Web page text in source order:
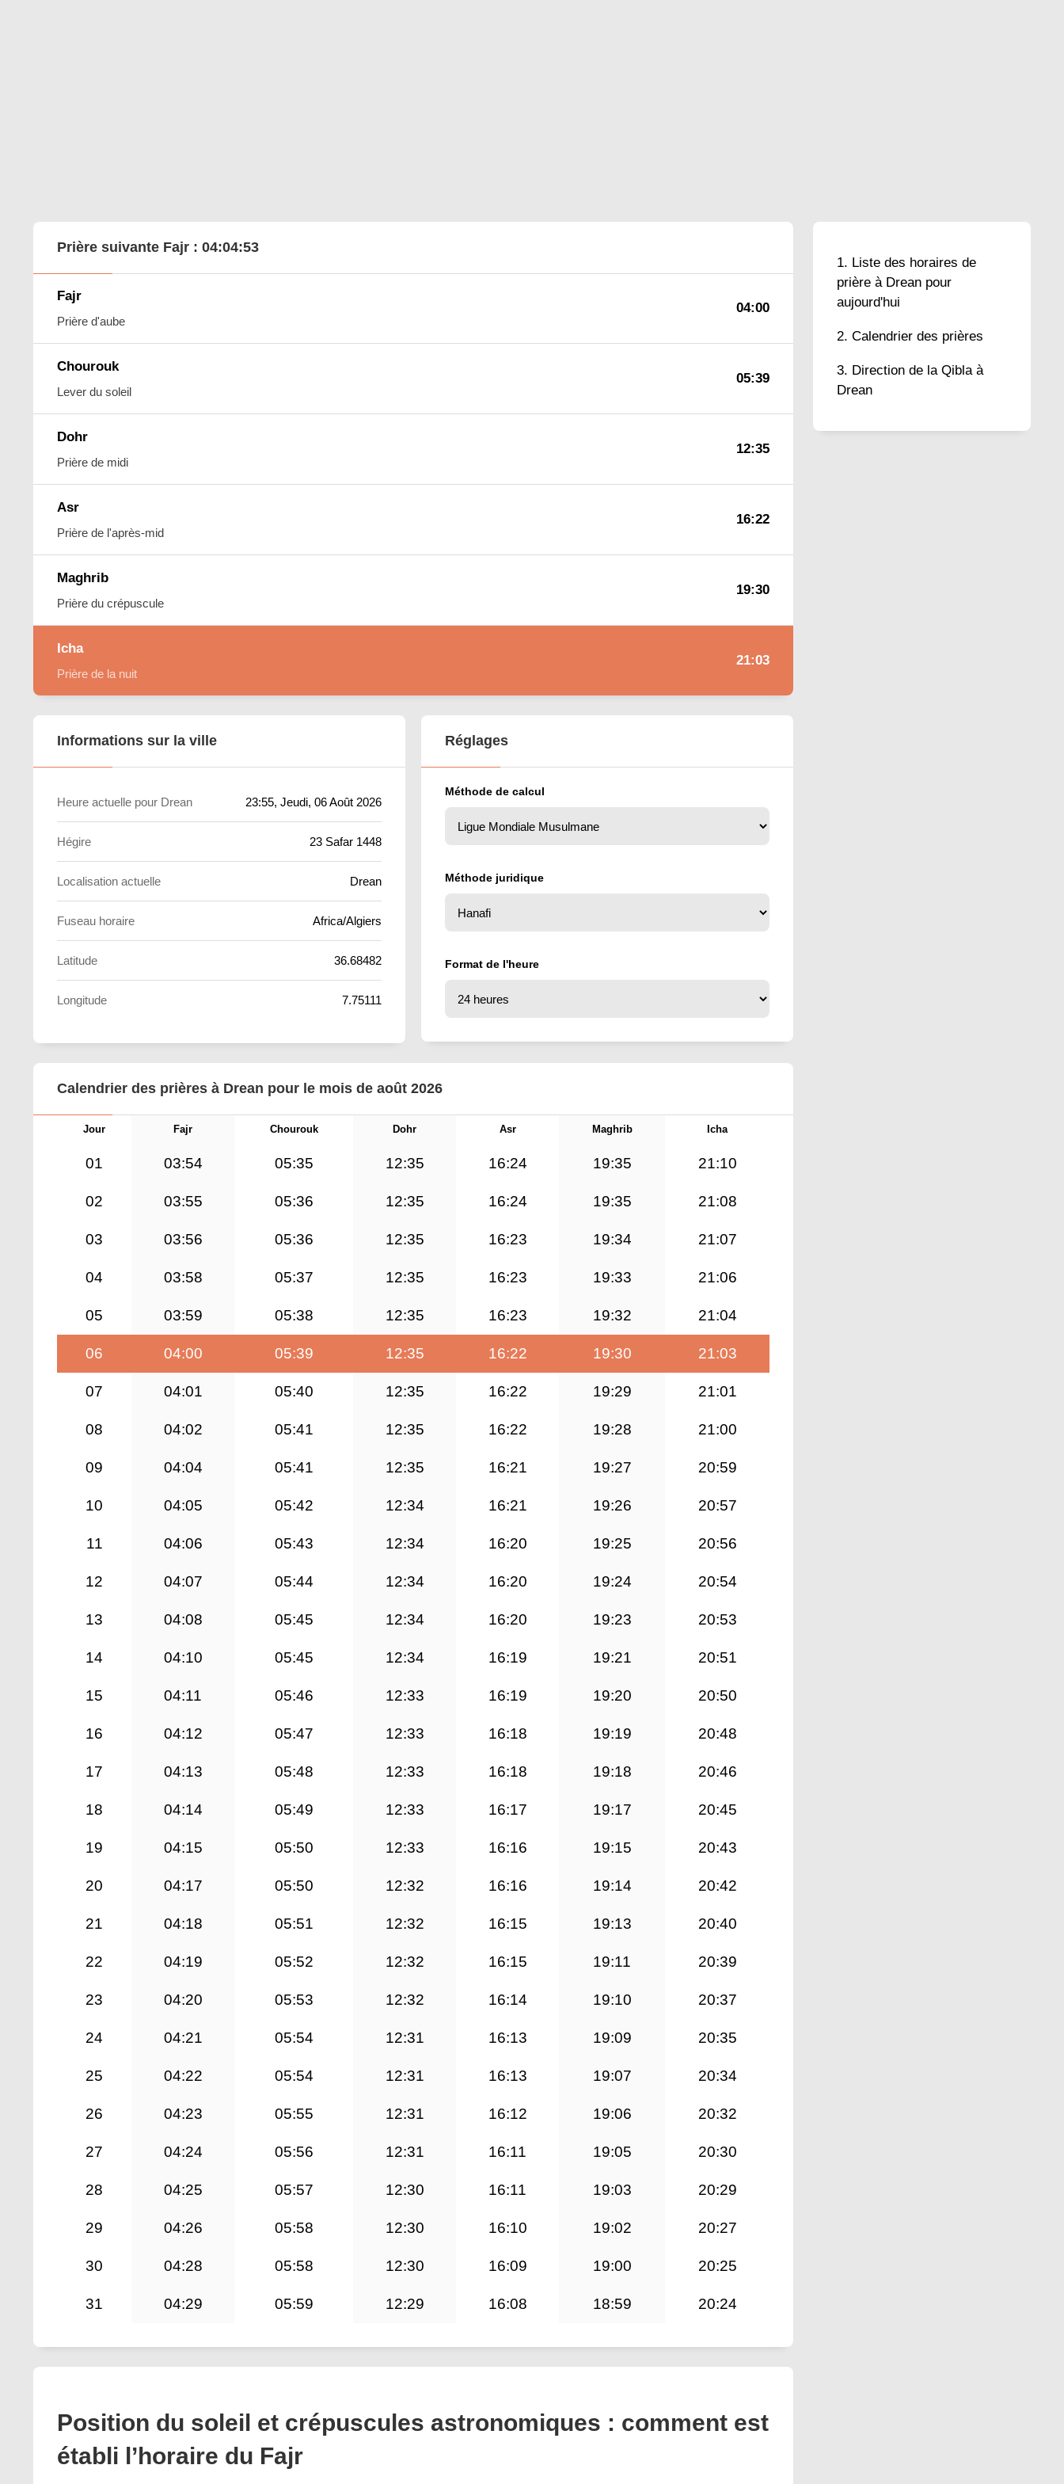
Liste des horaires de
prière à Drean pour
aujourd'hui
Calendrier des prières
Direction de la Qibla à
Drean
Prière suivante Fajr : 04:04:52
Fajr
Prière d'aube
04:00
Chourouk
Lever du soleil
05:39
Dohr
Prière de midi
12:35
Asr
Prière de l'après-mid
16:22
Maghrib
Prière du crépuscule
19:30
Icha
Prière de la nuit
21:03
Informations sur la ville
Heure actuelle pour Drean 23:55, Jeudi, 06 Août 2026
Hégire 23 Safar 1448
Localisation actuelle Drean
Fuseau horaire Africa/Algiers
Latitude 36.68482
Longitude 7.75111
Réglages
Méthode de calcul
Méthode juridique
Format de l'heure
Calendrier des prières à Drean pour le mois de août 2026
Jour Fajr Chourouk Dohr Asr Maghrib Icha
01 03:54 05:35 12:35 16:24 19:35 21:10
02 03:55 05:36 12:35 16:24 19:35 21:08
03 03:56 05:36 12:35 16:23 19:34 21:07
04 03:58 05:37 12:35 16:23 19:33 21:06
05 03:59 05:38 12:35 16:23 19:32 21:04
06 04:00 05:39 12:35 16:22 19:30 21:03
07 04:01 05:40 12:35 16:22 19:29 21:01
08 04:02 05:41 12:35 16:22 19:28 21:00
09 04:04 05:41 12:35 16:21 19:27 20:59
10 04:05 05:42 12:34 16:21 19:26 20:57
11 04:06 05:43 12:34 16:20 19:25 20:56
12 04:07 05:44 12:34 16:20 19:24 20:54
13 04:08 05:45 12:34 16:20 19:23 20:53
14 04:10 05:45 12:34 16:19 19:21 20:51
15 04:11 05:46 12:33 16:19 19:20 20:50
16 04:12 05:47 12:33 16:18 19:19 20:48
17 04:13 05:48 12:33 16:18 19:18 20:46
18 04:14 05:49 12:33 16:17 19:17 20:45
19 04:15 05:50 12:33 16:16 19:15 20:43
20 04:17 05:50 12:32 16:16 19:14 20:42
21 04:18 05:51 12:32 16:15 19:13 20:40
22 04:19 05:52 12:32 16:15 19:11 20:39
23 04:20 05:53 12:32 16:14 19:10 20:37
24 04:21 05:54 12:31 16:13 19:09 20:35
25 04:22 05:54 12:31 16:13 19:07 20:34
26 04:23 05:55 12:31 16:12 19:06 20:32
27 04:24 05:56 12:31 16:11 19:05 20:30
28 04:25 05:57 12:30 16:11 19:03 20:29
29 04:26 05:58 12:30 16:10 19:02 20:27
30 04:28 05:58 12:30 16:09 19:00 20:25
31 04:29 05:59 12:29 16:08 18:59 20:24
Position du soleil et crépuscules astronomiques : comment est
établi l’horaire du Fajr